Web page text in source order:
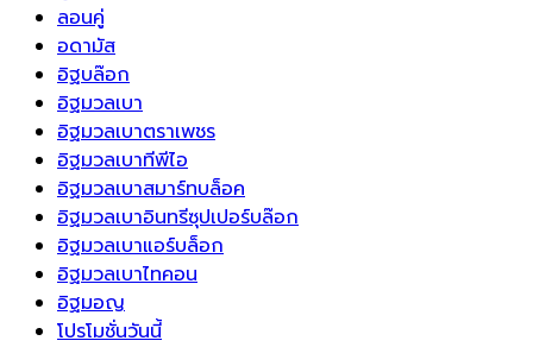
ลอนคู่
อดามัส
อิฐบล๊อก
อิฐมวลเบา
อิฐมวลเบาตราเพชร
อิฐมวลเบาทีพีไอ
อิฐมวลเบาสมาร์ทบล็อค
อิฐมวลเบาอินทรีซุปเปอร์บล๊อก
อิฐมวลเบาแอร์บล็อก
อิฐมวลเบาไทคอน
อิฐมอญ
โปรโมชั่นวันนี้